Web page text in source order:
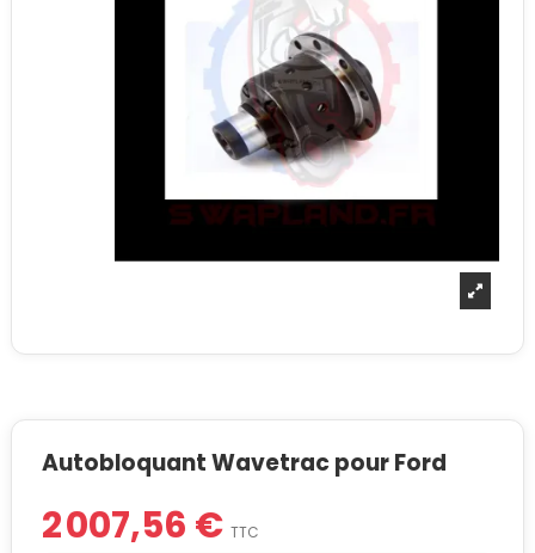
Autobloquant Wavetrac pour Ford
2 007,56 € TTC